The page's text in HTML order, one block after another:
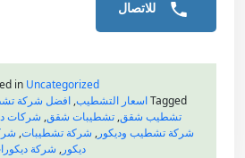
للاتصال
in Uncategorized
Tagged اسعار التشطيب,افضل شركة
تشطيب شقق,تشطيبات شقق, شركات
شركة تشطيب وديكور, شركة تشطيبات,
ديكور, شركة